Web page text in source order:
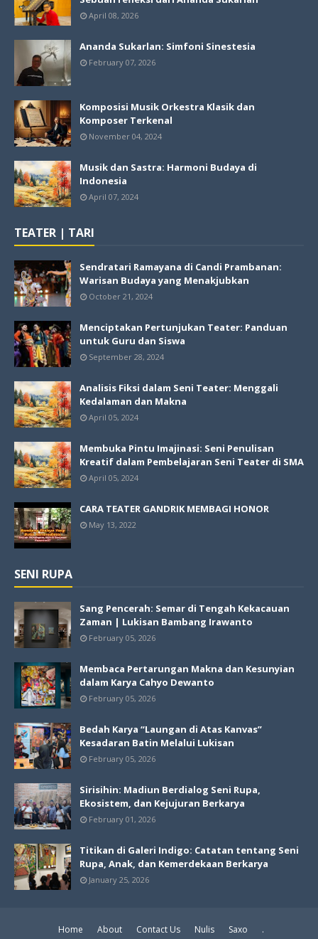
April 08, 2026
Ananda Sukarlan: Simfoni Sinestesia
February 07, 2026
Komposisi Musik Orkestra Klasik dan
Komposer Terkenal
November 04, 2024
Musik dan Sastra: Harmoni Budaya di
Indonesia
April 07, 2024
TEATER | TARI
Sendratari Ramayana di Candi Prambanan:
Warisan Budaya yang Menakjubkan
October 21, 2024
Menciptakan Pertunjukan Teater: Panduan
untuk Guru dan Siswa
September 28, 2024
Analisis Fiksi dalam Seni Teater: Menggali
Kedalaman dan Makna
April 05, 2024
Membuka Pintu Imajinasi: Seni Penulisan
Kreatif dalam Pembelajaran Seni Teater di SMA
April 05, 2024
CARA TEATER GANDRIK MEMBAGI HONOR
May 13, 2022
SENI RUPA
Sang Pencerah: Semar di Tengah Kekacauan
Zaman | Lukisan Bambang Irawanto
February 05, 2026
Membaca Pertarungan Makna dan Kesunyian
dalam Karya Cahyo Dewanto
February 05, 2026
Bedah Karya “Laungan di Atas Kanvas”
Kesadaran Batin Melalui Lukisan
February 05, 2026
Sirisihin: Madiun Berdialog Seni Rupa,
Ekosistem, dan Kejujuran Berkarya
February 01, 2026
Titikan di Galeri Indigo: Catatan tentang Seni
Rupa, Anak, dan Kemerdekaan Berkarya
January 25, 2026
Home About Contact Us Nulis Saxo
.